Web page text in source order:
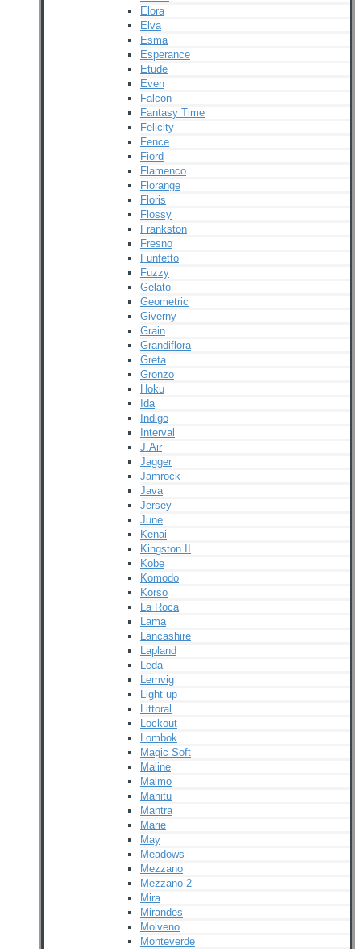
Elora
Elva
Esma
Esperance
Etude
Even
Falcon
Fantasy Time
Felicity
Fence
Fiord
Flamenco
Florange
Floris
Flossy
Frankston
Fresno
Funfetto
Fuzzy
Gelato
Geometric
Giverny
Grain
Grandiflora
Greta
Gronzo
Hoku
Ida
Indigo
Interval
J.Air
Jagger
Jamrock
Java
Jersey
June
Kenai
Kingston II
Kobe
Komodo
Korso
La Roca
Lama
Lancashire
Lapland
Leda
Lemvig
Light up
Littoral
Lockout
Lombok
Magic Soft
Maline
Malmo
Manitu
Mantra
Marie
May
Meadows
Mezzano
Mezzano 2
Mira
Mirandes
Molveno
Monteverde